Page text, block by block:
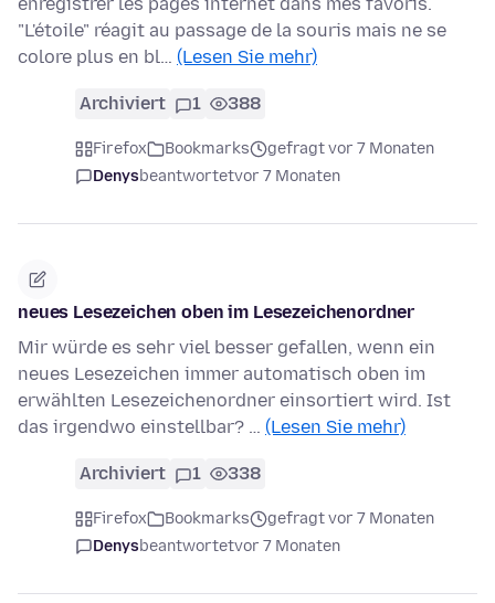
enregistrer les pages internet dans mes favoris.
"L'étoile" réagit au passage de la souris mais ne se
colore plus en bl… (Lesen Sie mehr)
Archiviert 1 388
Firefox Bookmarks
gefragt vor 7 Monaten
Denysbeantwortetvor 7 Monaten
neues Lesezeichen oben im Lesezeichenordner
Mir würde es sehr viel besser gefallen, wenn ein
neues Lesezeichen immer automatisch oben im
erwählten Lesezeichenordner einsortiert wird. Ist
das irgendwo einstellbar? … (Lesen Sie mehr)
Archiviert 1 338
Firefox Bookmarks
gefragt vor 7 Monaten
Denysbeantwortetvor 7 Monaten